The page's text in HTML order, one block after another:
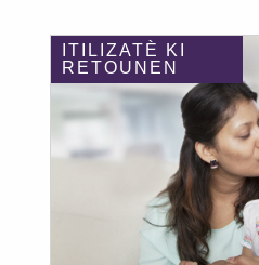
ITILIZATÈ KI
RETOUNEN